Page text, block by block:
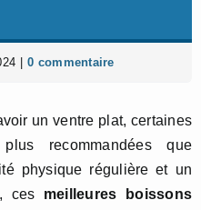
0 commentaire
un ventre plat, certaines
recommandées que
physique régulière et un
ces meilleures boissons